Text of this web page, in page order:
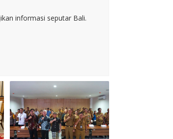
informasi seputar Bali.